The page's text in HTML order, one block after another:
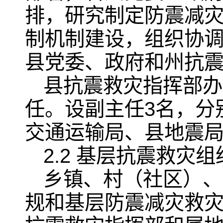
排，研究制定防震减
制机制建设，组织协
县党委、政府和州抗
县抗震救灾指挥部
任。设副主任3名，
交通运输局、县地震
2.2 基层抗震救灾组
乡镇、村（社区）
规和基层防震减灾救